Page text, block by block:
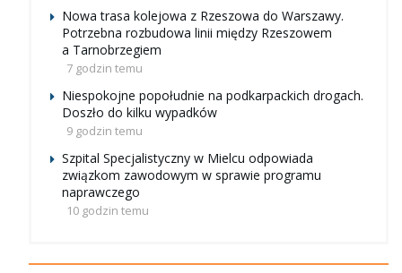
Nowa trasa kolejowa z Rzeszowa do Warszawy.
Potrzebna rozbudowa linii między Rzeszowem
a Tarnobrzegiem
7 godzin temu
Niespokojne popołudnie na podkarpackich drogach.
Doszło do kilku wypadków
9 godzin temu
Szpital Specjalistyczny w Mielcu odpowiada
związkom zawodowym w sprawie programu
naprawczego
10 godzin temu